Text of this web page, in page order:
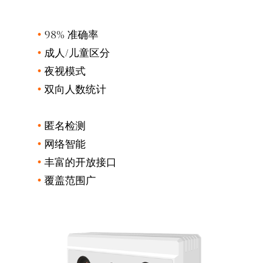
•98% 准确率
•成人/儿童区分
•夜视模式
•双向人数统计
•匿名检测
•网络智能
•丰富的开放接口
•覆盖范围广